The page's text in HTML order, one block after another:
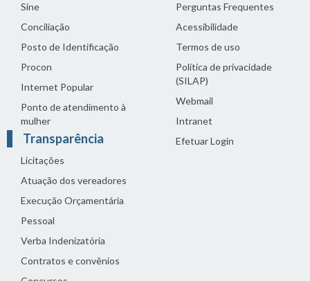
Sine
Conciliação
Posto de Identificação
Procon
Internet Popular
Ponto de atendimento à
mulher
Transparência
Licitações
Atuação dos vereadores
Execução Orçamentária
Pessoal
Verba Indenizatória
Contratos e convênios
Perguntas Frequentes
Acessibilidade
Termos de uso
Política de privacidade
(SILAP)
Webmail
Intranet
Efetuar Login